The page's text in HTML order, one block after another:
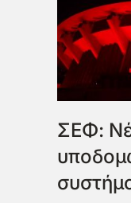
ΣΕΦ: